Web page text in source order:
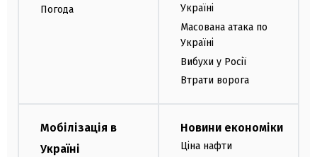
Погода
Україні
Масована атака по
Україні
Вибухи у Росії
Втрати ворога
Мобілізація в
Україні
Новини економіки
Ціна нафти